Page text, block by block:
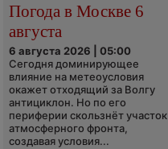
Погода в Москве 6
августа
6 августа 2026 | 05:00
Сегодня доминирующее
влияние на метеоусловия
окажет отходящий за Волгу
антициклон. Но по его
периферии скользнёт участок
атмосферного фронта,
создавая условия...